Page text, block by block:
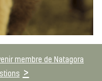
membre de Natagora